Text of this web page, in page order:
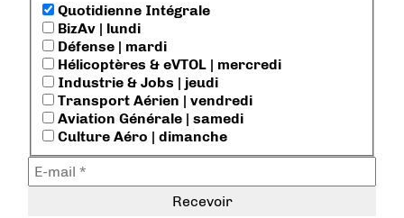
Quotidienne Intégrale
BizAv | lundi
Défense | mardi
Hélicoptères & eVTOL | mercredi
Industrie & Jobs | jeudi
Transport Aérien | vendredi
Aviation Générale | samedi
Culture Aéro | dimanche